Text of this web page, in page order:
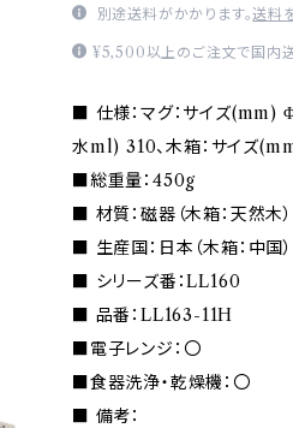
別途送料がかかります。送料
¥5,500以上のご注文で国内送
■ 仕様：マグ：サイズ
水ml) 310、木箱：サイズ
■総重量：450g
■ 材質：磁器（木箱：天然木）
■ 生産国：日本（木箱：中国）
■ シリーズ番：LL160
■ 品番：LL163-11H
■電子レンジ：〇
■食器洗浄・乾燥機：〇
■ 備考：